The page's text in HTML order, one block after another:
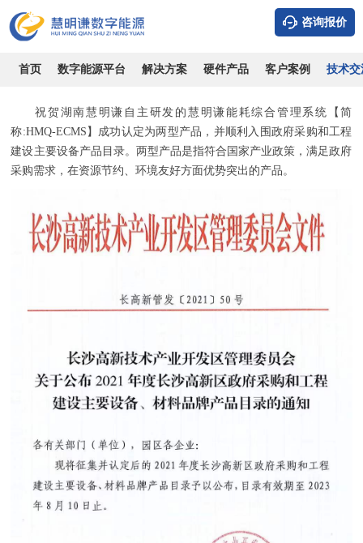
咨询报价
首页 数字能源平台 解决方案 硬件产品 客户案例 技术交
慧明谦能耗综合管理系统成功认定为两型产品
时间：2026-08-06 浏览：11593 作者：电力工程师
祝贺湖南慧明谦自主研发的慧明谦能耗综合管理系统【简
称:HMQ-ECMS】成功认定为两型产品，并顺利入围政府采购和工程
建设主要设备产品目录。两型产品是指符合国家产业政策，满足政府
采购需求，在资源节约、环境友好方面优势突出的产品。